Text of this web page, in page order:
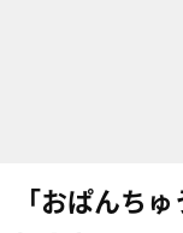
「おぱんち